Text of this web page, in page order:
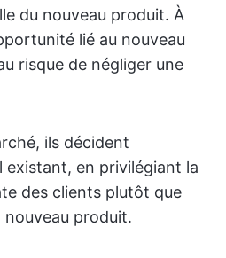
du nouveau produit. À
lié au nouveau
risque de négliger une
ils décident
existant, en privilégiant la
des clients plutôt que
produit.